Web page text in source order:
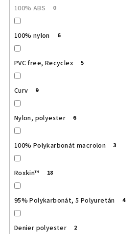
100% ABS 0
100% nylon 6
PVC free, Recyclex 5
Curv 9
Nylon, polyester 6
100% Polykarbonát macrolon 3
Roxkin™ 18
95% Polykarbonát, 5 Polyuretán 4
Denier polyester 2